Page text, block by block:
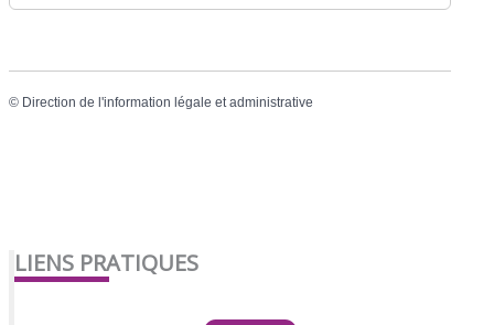
© Direction de l'information légale et administrative
LIENS PRATIQUES